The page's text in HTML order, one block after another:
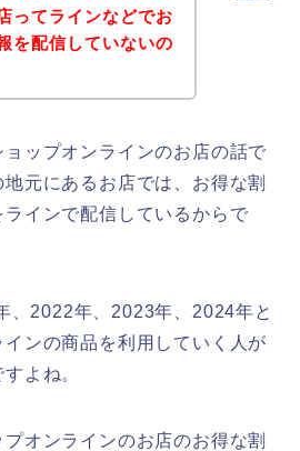
ってラインなどでお
を配信していないの
ップオンラインのお店の話で
元にあるお店では、お得な割
インで配信しているからで
、2022年、2023年、2024年と
ンの商品を利用していく人が
よね。
オンラインのお店のお得な割